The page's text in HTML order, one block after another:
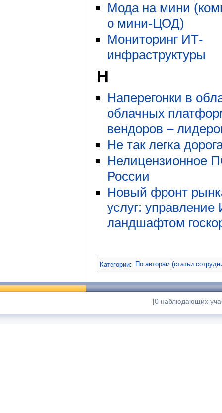
Мода на мини
о мини-ЦОД)
Мониторинг ИТ-
инфраструктуры
Н
Наперегонки в
облачных
вендоров –
Не так легка
Нелицензионное
России
Новый фронт
услуг: управление
ландшафтом
Категории: По авторам (статьи
[0 наблюдающих